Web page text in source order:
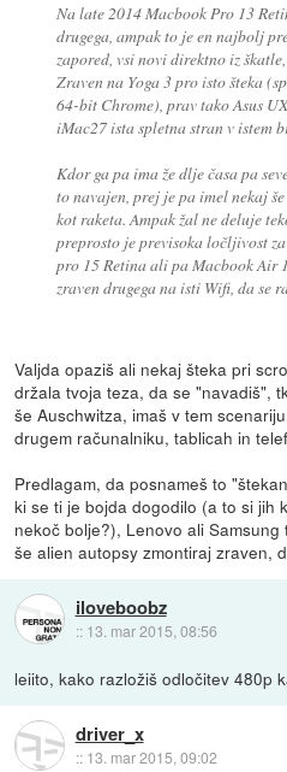
Na late 2014 Macbook Pro 13
drugega, ampak to je en najbolj
zapored, vsi novi direktno iz
Zraven na Yoga 3 pro isto šteka
64-bit Chrome), prav tako Asus
iMac27 ista spletna stran v istem
Kdor ga pa ima že dlje časa pa
to navajen, prej je pa imel nekaj
kot raketa. Ampak žal ne deluje
preprosto je previsoka ločljivost
pro 15 Retina ali pa Macbook Air
zraven drugega na isti Wifi, da se
Valjda opaziš ali nekaj šteka pri
držala tvoja teza, da se "navadiš",
še Auschwitza, imaš v tem
drugem računalniku, tablicah in
Predlagam, da posnameš to
ki se ti je bojda dogodilo (a to si jih
nekoč bolje?), Lenovo ali
še alien autopsy zmontiraj zraven,
iloveboobz
:: 13. mar 2015, 08:56
leiito, kako razložiš odločitev 480p
driver_x
:: 13. mar 2015, 09:02